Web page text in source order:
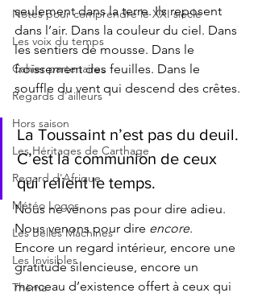
Notes pour comprendre le XXI siècle
Les voix du temps
Cahier partenaires
Regards d'ailleurs
Hors saison
Les Héritages de Carthage
Regard d'Afrique
Météo Logos
Les Belles Machines
Les Invisibles
Thèma
seulement dans la terre. Ils reposent
dans l’air. Dans la couleur du ciel. Dans
les sentiers de mousse. Dans le
froissement des feuilles. Dans le
souffle du vent qui descend des crêtes.
La Toussaint n’est pas du deuil.
C’est la communion de ceux
qui relient le temps.
Nous ne venons pas pour dire adieu.
Nous venons pour dire encore.
Encore un regard intérieur, encore une
gratitude silencieuse, encore un
morceau d’existence offert à ceux qui